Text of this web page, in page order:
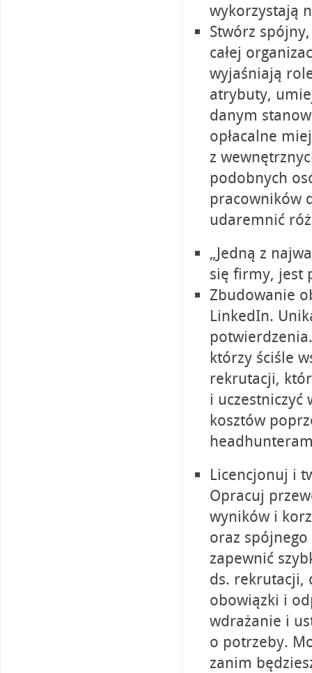
wykorzystają
Stwórz
całej
wyjaśniają
atrybuty,
danym
opłacalne
z
podobnych
pracowników
udaremnić
„Jedną z
się firmy, jest
Zbudowanie
LinkedIn.
którzy ściśle
rekrutacji,
i
kosztów
Licencjonuj i
Opracuj
wyników i
oraz
zapewnić
ds. rekrutacji,
obowiązki i
wdrażanie i
o potrzeby.
zanim